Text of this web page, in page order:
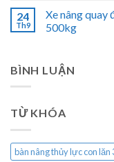
24
Th9
Xe nâng quay
500kg
BÌNH LUẬN
TỪ KHÓA
bàn nâng thủy lực con lăn